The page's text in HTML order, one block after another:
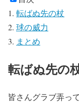
転ばぬ先の杖
球の威力
まとめ
転ばぬ先の
皆さんグラブ弄っ